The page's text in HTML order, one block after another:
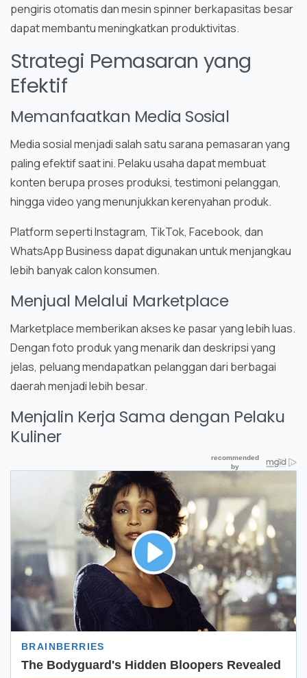
pengiris otomatis dan mesin spinner berkapasitas besar
dapat membantu meningkatkan produktivitas.
Strategi Pemasaran yang
Efektif
Memanfaatkan Media Sosial
Media sosial menjadi salah satu sarana pemasaran yang
paling efektif saat ini. Pelaku usaha dapat membuat
konten berupa proses produksi, testimoni pelanggan,
hingga video yang menunjukkan kerenyahan produk.
Platform seperti Instagram, TikTok, Facebook, dan
WhatsApp Business dapat digunakan untuk menjangkau
lebih banyak calon konsumen.
Menjual Melalui Marketplace
Marketplace memberikan akses ke pasar yang lebih luas.
Dengan foto produk yang menarik dan deskripsi yang
jelas, peluang mendapatkan pelanggan dari berbagai
daerah menjadi lebih besar.
Menjalin Kerja Sama dengan Pelaku
Kuliner